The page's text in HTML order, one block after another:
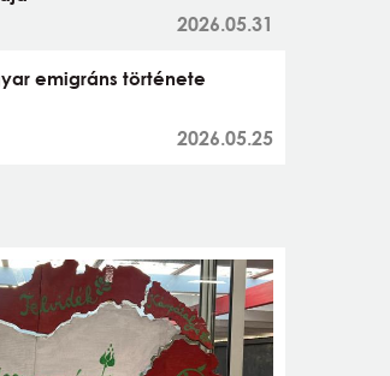
2026.05.31
emigráns története
2026.05.25